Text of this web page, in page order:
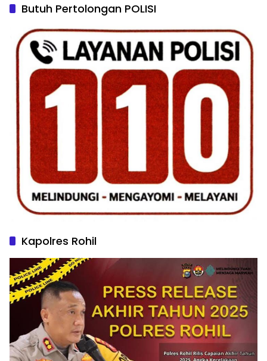
Butuh Pertolongan POLISI
Kapolres Rohil